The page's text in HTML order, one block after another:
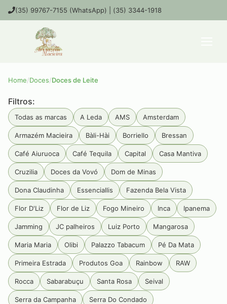
(35) 99767-7155 (WhatsApp) | (35) 3344-1918
Home/Doces/Doces de Leite
Filtros:
Todas as marcas A Leda AMS Amsterdam
Armazém Macieira Bàli-Hài Borriello Bressan
Café Aiuruoca Café Tequila Capital Casa Mantiva
Cruzilia Doces da Vovó Dom de Minas
Dona Claudinha Essenciallis Fazenda Bela Vista
Flor D'Liz Flor de Liz Fogo Mineiro Inca Ipanema
Jamming JC palheiros Luiz Porto Mangarosa
Maria Maria Olibi Palazzo Tabacum Pé Da Mata
Primeira Estrada Produtos Goa Rainbow RAW
Rocca Sabarabuçu Santa Rosa Seival
Serra da Campanha Serra Do Condado